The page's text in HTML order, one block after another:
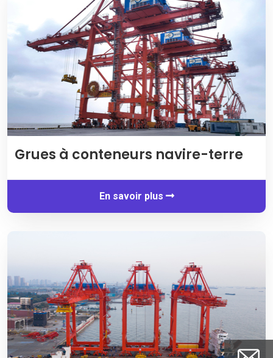
Grues à conteneurs navire-terre
En savoir plus